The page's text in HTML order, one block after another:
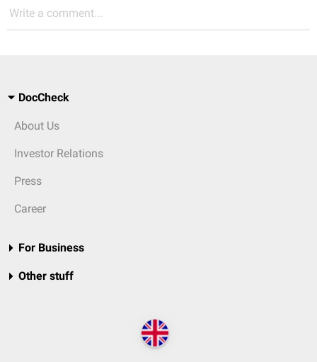
Write a comment...
DocCheck
About Us
Investor Relations
Press
Career
For Business
Other stuff